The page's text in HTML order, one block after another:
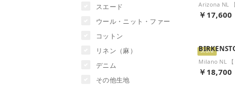
スエード
ウール・ニット・ファー
コットン
リネン（麻）
デニム
その他生地
￥17,600
Store
￥18,700